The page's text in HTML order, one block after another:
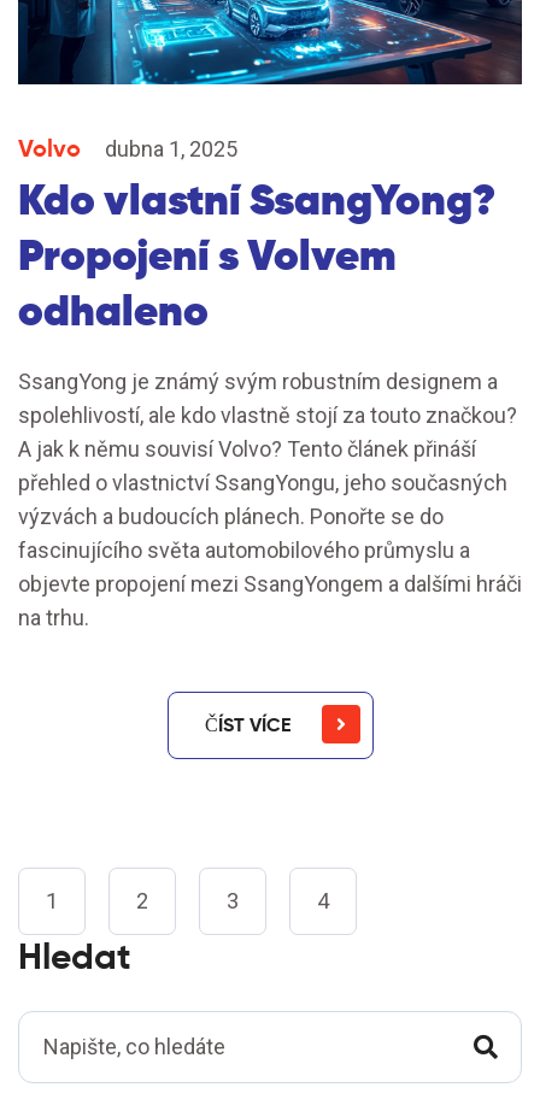
Volvo dubna 1, 2025
Kdo vlastní SsangYong?
Propojení s Volvem
odhaleno
SsangYong je známý svým robustním designem a
spolehlivostí, ale kdo vlastně stojí za touto značkou?
A jak k němu souvisí Volvo? Tento článek přináší
přehled o vlastnictví SsangYongu, jeho současných
výzvách a budoucích plánech. Ponořte se do
fascinujícího světa automobilového průmyslu a
objevte propojení mezi SsangYongem a dalšími hráči
na trhu.
ČÍST VÍCE
1 2 3 4
Hledat